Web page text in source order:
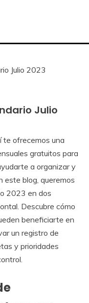
Julio 2023
Julio
te ofrecemos una
gratuitos para
a organizar y
este blog, queremos
2023 en dos
Descubre cómo
beneficiarte en
un registro de
y prioridades